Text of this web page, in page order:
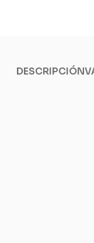
DESCRIPCIÓN